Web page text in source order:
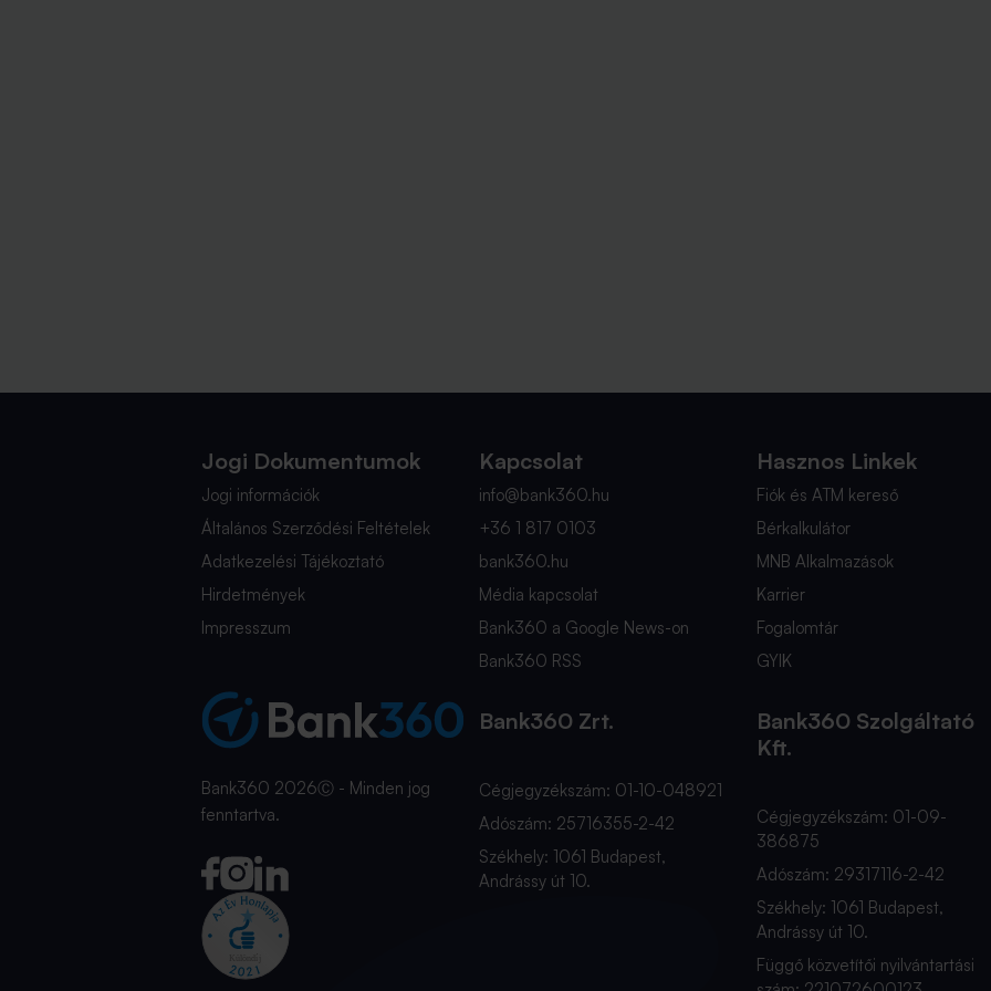
Jogi Dokumentumok
Jogi információk
Általános Szerződési Feltételek
Adatkezelési Tájékoztató
Hirdetmények
Impresszum
Kapcsolat
info@bank360.hu
+36 1 817 0103
bank360.hu
Média kapcsolat
Bank360 a Google News-on
Bank360 RSS
Hasznos Linkek
Fiók és ATM kereső
Bérkalkulátor
MNB Alkalmazások
Karrier
Fogalomtár
GYIK
Bank360 2026Ⓒ - Minden jog
fenntartva.
Bank360 Zrt.
Cégjegyzékszám: 01-10-048921
Adószám: 25716355-2-42
Székhely: 1061 Budapest,
Andrássy út 10.
Bank360 Szolgáltató
Kft.
Cégjegyzékszám: 01-09-
386875
Adószám: 29317116-2-42
Székhely: 1061 Budapest,
Andrássy út 10.
Függő közvetítői nyilvántartási